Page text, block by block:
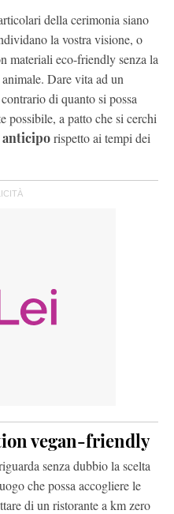
della cerimonia siano
la vostra visione, o
materiali eco-friendly senza la
Dare vita ad un
di quanto si possa
possibile, a patto che si cerchi
anticiporispetto ai tempi dei
vegan-friendly
senza dubbio la scelta
che possa accogliere le
di un ristorante a km zero